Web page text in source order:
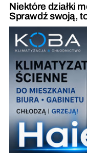
Niektóre działki
Sprawdź swoją,